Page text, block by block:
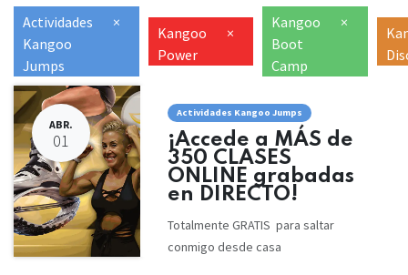
Actividades
Kangoo
Jumps
×
Kangoo
Power
×
Kangoo
Boot
Camp
×
ABR.
01
Actividades Kangoo Jumps
¡Accede a MÁS de
350 CLASES
ONLINE grabadas
en DIRECTO!
Totalmente GRATIS para saltar
conmigo desde casa